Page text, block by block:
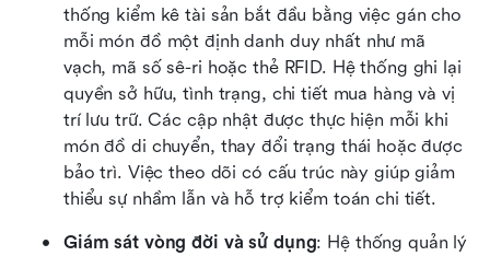
thống kiểm kê tài sản bắt đầu bằng việc gán cho
mỗi món đồ một định danh duy nhất như mã
vạch, mã số sê-ri hoặc thẻ RFID. Hệ thống ghi lại
quyền sở hữu, tình trạng, chi tiết mua hàng và vị
trí lưu trữ. Các cập nhật được thực hiện mỗi khi
món đồ di chuyển, thay đổi trạng thái hoặc được
bảo trì. Việc theo dõi có cấu trúc này giúp giảm
thiểu sự nhầm lẫn và hỗ trợ kiểm toán chi tiết.
Giám sát vòng đời và sử dụng: Hệ thống quản lý